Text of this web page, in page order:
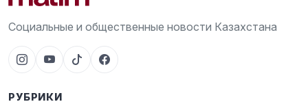
Социальные и общественные новости Казахстана
РУБРИКИ